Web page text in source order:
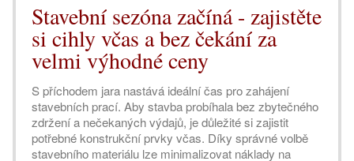
Stavební sezóna začíná - zajistěte
si cihly včas a bez čekání za
velmi výhodné ceny
S příchodem jara nastává ideální čas pro zahájení
stavebních prací. Aby stavba probíhala bez zbytečného
zdržení a nečekaných výdajů, je důležité si zajistit
potřebné konstrukční prvky včas. Díky správné volbě
stavebního materiálu lze minimalizovat náklady na